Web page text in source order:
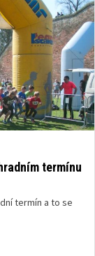
termínu
termín a to se